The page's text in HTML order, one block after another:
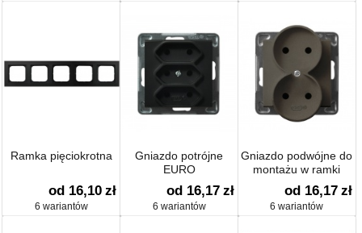
Ramka pięciokrotna
od 16,10 zł
6 wariantów
Gniazdo potrójne
EURO
od 16,17 zł
6 wariantów
Gniazdo podwójne do
montażu w ramki
od 16,17 zł
6 wariantów